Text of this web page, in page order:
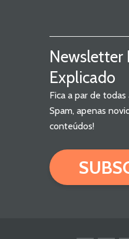
Newsletter
Explicado
Fica a par de
Spam, apenas
conteúdos!